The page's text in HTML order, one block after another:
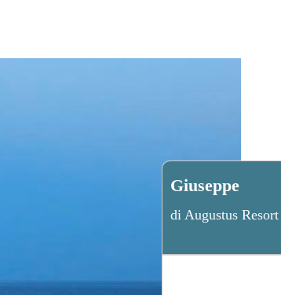
Giuseppe
di Augustus Resort